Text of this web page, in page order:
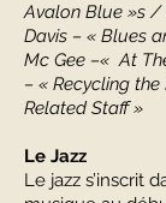
Avalon Blue »s /
Davis – « Blues
Mc Gee –« At
– « Recycling
Related Staff »
Le Jazz
Le jazz s’inscrit